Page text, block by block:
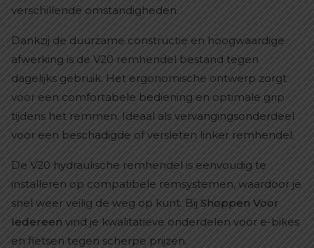
verschillende omstandigheden.
Dankzij de duurzame constructie en hoogwaardige
afwerking is de V20 remhendel bestand tegen
dagelijks gebruik. Het ergonomische ontwerp zorgt
voor een comfortabele bediening en optimale grip
tijdens het remmen. Ideaal als vervangingsonderdeel
voor een beschadigde of versleten linker remhendel.
De V20 hydraulische remhendel is eenvoudig te
installeren op compatibele remsystemen, waardoor je
snel weer veilig de weg op kunt. Bij Shoppen Voor
Iedereen vind je kwalitatieve onderdelen voor e-bikes
en fietsen tegen scherpe prijzen.